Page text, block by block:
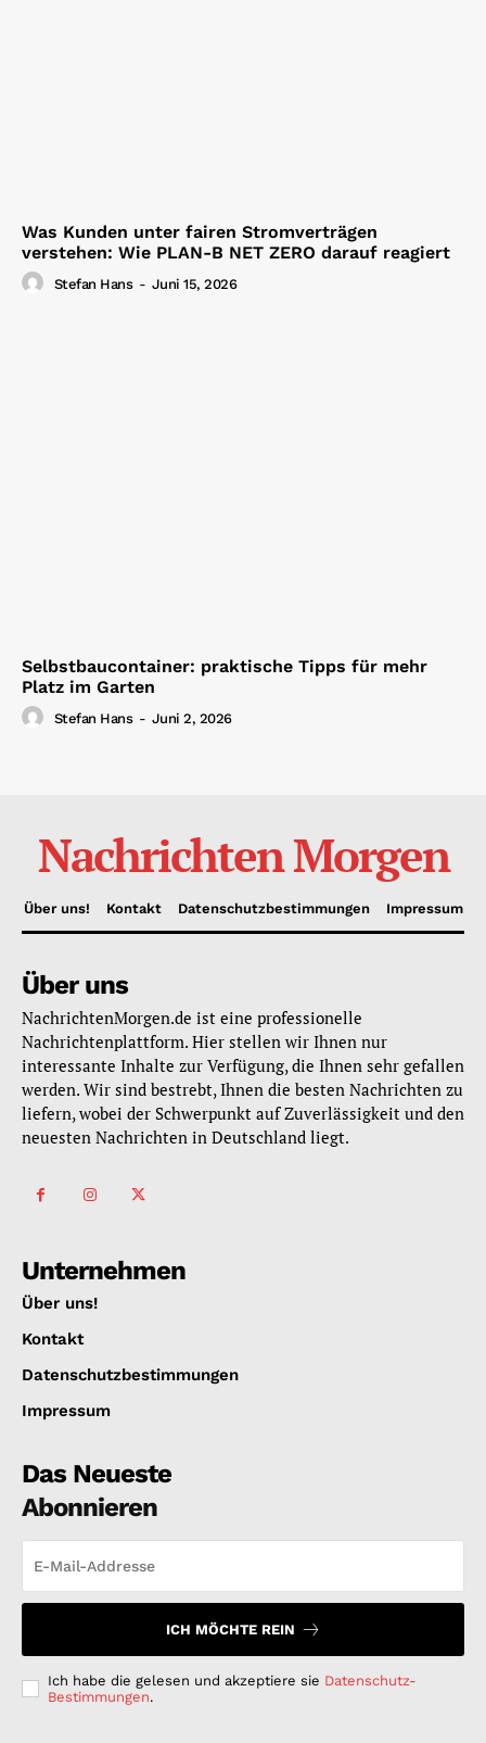
Was Kunden unter fairen Stromverträgen
verstehen: Wie PLAN-B NET ZERO darauf reagiert
Stefan Hans - Juni 15, 2026
Selbstbaucontainer: praktische Tipps für mehr
Platz im Garten
Stefan Hans - Juni 2, 2026
Nachrichten Morgen
Über uns! Kontakt Datenschutzbestimmungen Impressum
Über uns
NachrichtenMorgen.de ist eine professionelle
Nachrichtenplattform. Hier stellen wir Ihnen nur
interessante Inhalte zur Verfügung, die Ihnen sehr gefallen
werden. Wir sind bestrebt, Ihnen die besten Nachrichten zu
liefern, wobei der Schwerpunkt auf Zuverlässigkeit und den
neuesten Nachrichten in Deutschland liegt.
Unternehmen
Über uns!
Kontakt
Datenschutzbestimmungen
Impressum
Das Neueste
Abonnieren
ICH MÖCHTE REIN
Ich habe die gelesen und akzeptiere sie Datenschutz-
Bestimmungen.